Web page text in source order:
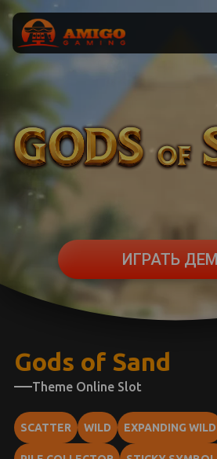
ИГРАТЬ
Gods of Sand
Theme Online Slot
SCATTER WILD EXPANDING WILD